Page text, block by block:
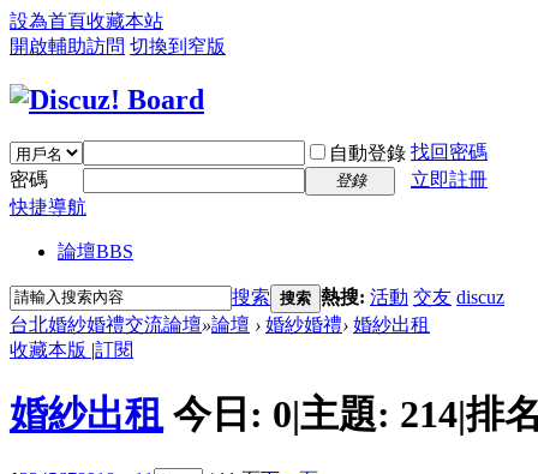
設為首頁收藏本站
開啟輔助訪問 切換到窄版
自動登錄 找回密碼
密碼
登錄
立即註冊
快捷導航
論壇BBS
搜索 搜索 熱搜: 活動 交友 discuz
台北婚紗婚禮交流論壇»論壇 › 婚紗婚禮› 婚紗出租
收藏本版 |訂閱
婚紗出租 今日: 0|主題: 214|排